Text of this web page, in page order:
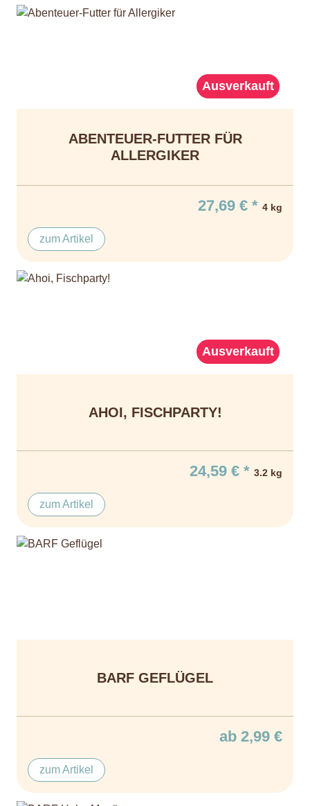
Ausverkauft
ABENTEUER-FUTTER FÜR
ALLERGIKER
27,69 € * 4 kg
zum Artikel
Ausverkauft
AHOI, FISCHPARTY!
24,59 € * 3.2 kg
zum Artikel
BARF GEFLÜGEL
ab 2,99 €
zum Artikel